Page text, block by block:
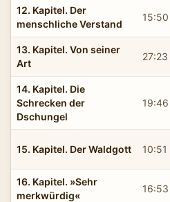
12. Kapitel. Der
menschliche Verstand
15:50
13. Kapitel. Von seiner
Art
27:23
14. Kapitel. Die
Schrecken der
Dschungel
19:46
15. Kapitel. Der Waldgott 10:51
16. Kapitel. »Sehr
merkwürdig«
16:53